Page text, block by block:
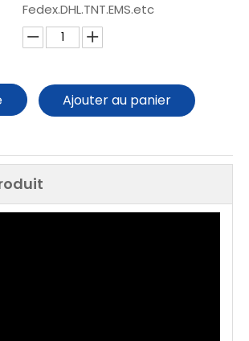
Fedex.DHL.TNT.EMS.etc
Ajouter au panier